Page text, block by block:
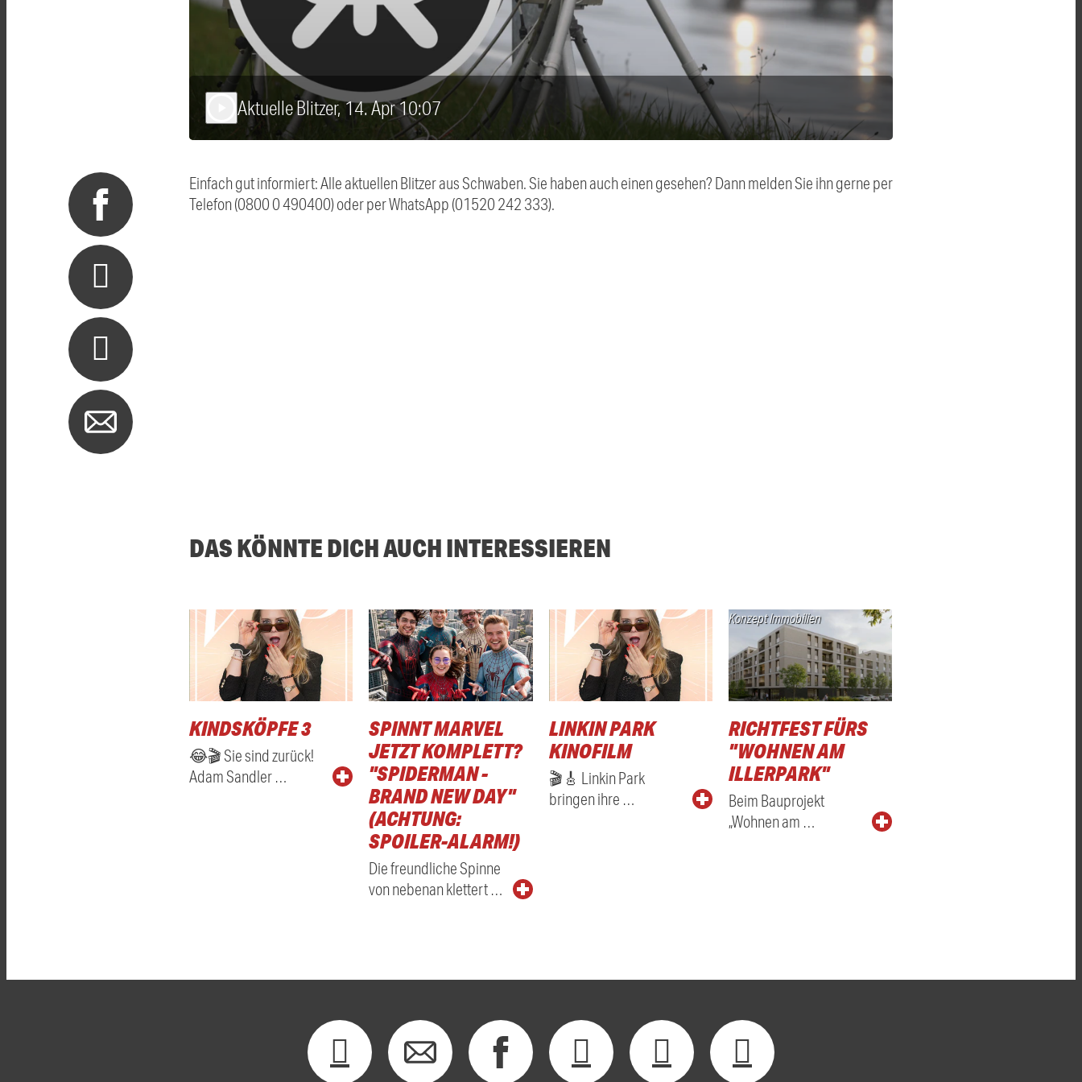
Aktuelle Blitzer, 14. Apr 10:07
Einfach gut informiert: Alle aktuellen Blitzer aus Schwaben. Sie haben auch einen gesehen? Dann melden Sie ihn gerne per
Telefon (0800 0 490400) oder per WhatsApp (01520 242 333).
DAS KÖNNTE DICH AUCH INTERESSIEREN
KINDSKÖPFE 3
😂🎬 Sie sind zurück!
Adam Sandler …
SPINNT MARVEL
JETZT KOMPLETT?
"SPIDERMAN -
BRAND NEW DAY"
(ACHTUNG:
SPOILER-ALARM!)
Die freundliche Spinne
von nebenan klettert …
LINKIN PARK
KINOFILM
🎬🎸 Linkin Park
bringen ihre …
Konzept Immobilien
RICHTFEST FÜRS
"WOHNEN AM
ILLERPARK"
Beim Bauprojekt
„Wohnen am …